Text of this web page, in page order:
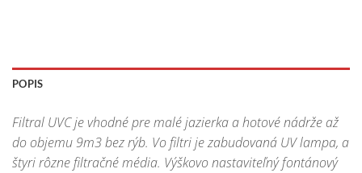
POPIS
Filtral UVC je vhodné pre malé jazierka a hotové nádrže až
do objemu 9m3 bez rýb. Vo filtri je zabudovaná UV lampa, a
štyri rôzne filtračné média. Výškovo nastaviteľný fontánový